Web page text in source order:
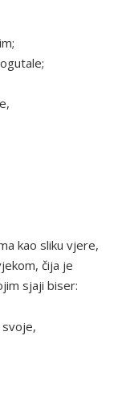
kao sliku vjere,
čija je
sjaji biser:
svoje,